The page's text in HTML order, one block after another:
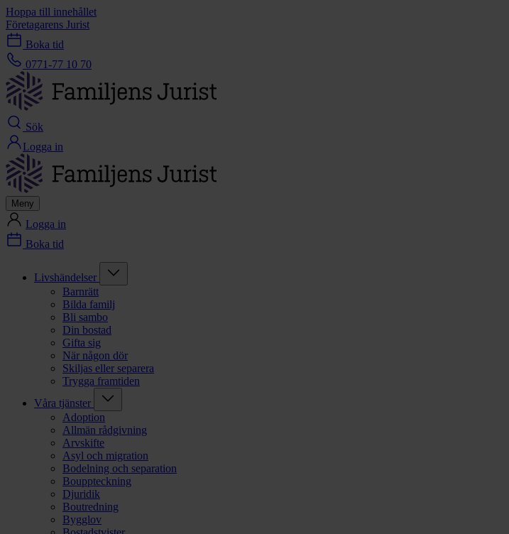
Hoppa till innehållet
Företagarens Jurist
Boka tid
0771-77 10 70
Sök
Logga in
Meny
Logga in
Boka tid
Livshändelser
Barnrätt
Bilda familj
Bli sambo
Din bostad
Gifta sig
När någon dör
Skiljas eller separera
Trygga framtiden
Våra tjänster
Adoption
Allmän rådgivning
Arvskifte
Asyl och migration
Bodelning och separation
Bouppteckning
Djuridik
Boutredning
Bygglov